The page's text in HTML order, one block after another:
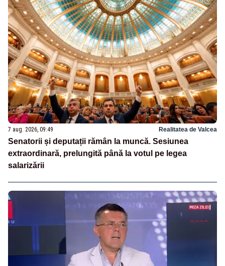
7 aug. 2026, 09:49 Realitatea de Valcea
Senatorii și deputații rămân la muncă. Sesiunea
extraordinară, prelungită până la votul pe legea
salarizării